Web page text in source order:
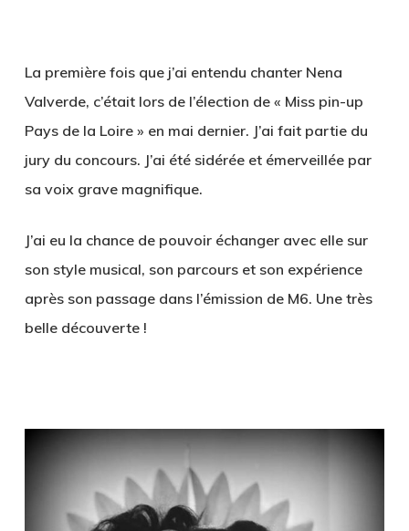
La première fois que j’ai entendu chanter Nena
Valverde, c’était lors de l’élection de « Miss pin-up
Pays de la Loire » en mai dernier. J’ai fait partie du
jury du concours. J’ai été sidérée et émerveillée par
sa voix grave magnifique.
J’ai eu la chance de pouvoir échanger avec elle sur
son style musical, son parcours et son expérience
après son passage dans l’émission de M6. Une très
belle découverte !